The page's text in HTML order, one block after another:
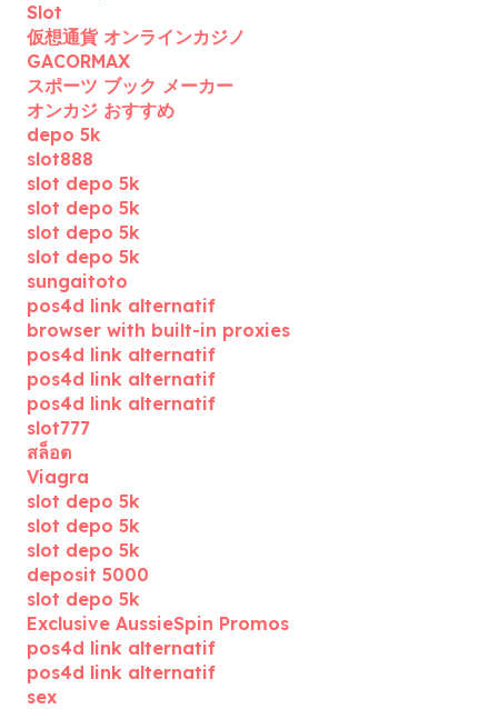
Slot
仮想通貨 オンラインカジノ
GACORMAX
スポーツ ブック メーカー
オンカジ おすすめ
depo 5k
slot888
slot depo 5k
slot depo 5k
slot depo 5k
slot depo 5k
sungaitoto
pos4d link alternatif
browser with built-in proxies
pos4d link alternatif
pos4d link alternatif
pos4d link alternatif
slot777
สล็อต
Viagra
slot depo 5k
slot depo 5k
slot depo 5k
deposit 5000
slot depo 5k
Exclusive AussieSpin Promos
pos4d link alternatif
pos4d link alternatif
sex